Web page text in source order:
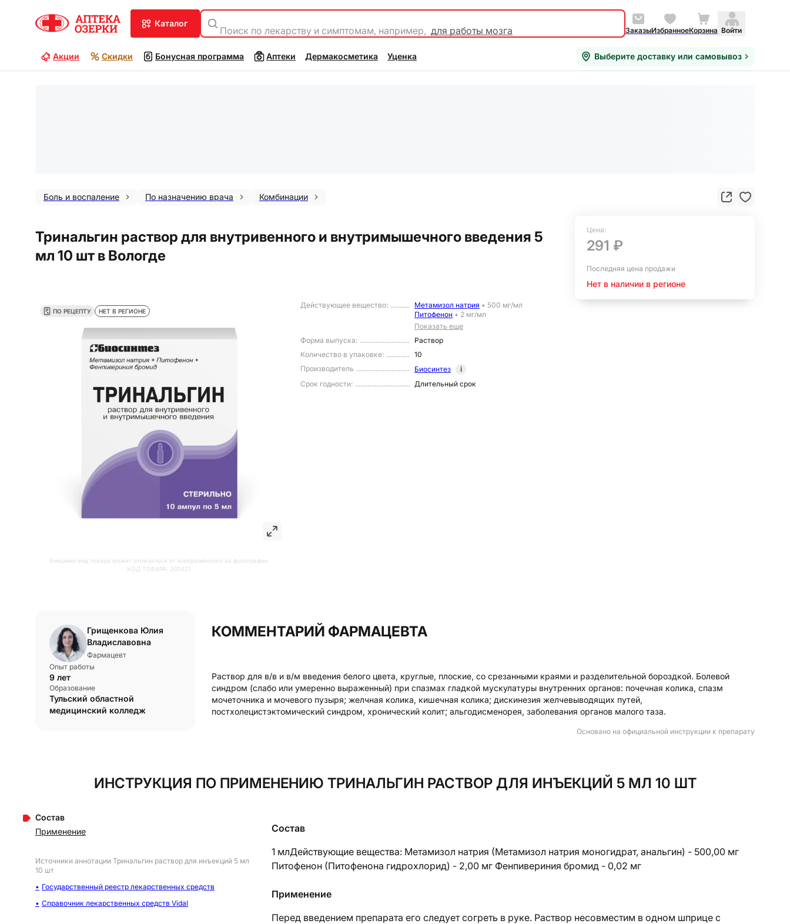
каталог
Поиск по лекарству и симптомам, например, для работы мозга ЗаказыИзбранноеКорзина Войти
Акции Скидки Бонусная программа Аптеки Дермакосметика Уценка Выберите доставку или самовывоз
Боль и воспаление По назначению врача Комбинации
Тринальгин раствор для внутривенного и внутримышечного введения 5
мл 10 шт в Вологде
ПО РЕЦЕПТУ НЕТ В РЕГИОНЕ
Внешний вид товара может отличаться от изображённого на фотографии
КОД ТОВАРА:
202421
Действующее вещество: Метамизол натрия • 500 мг/мл
Питофенон • 2 мг/мл
Показать еще
Форма выпуска:
Раствор
Количество в упаковке:
10
Производитель
Биосинтез
i
Срок годности: Длительный срок
Цена:
291 ₽
Последняя цена продажи
Нет в наличии в регионе
КОММЕНТАРИЙ ФАРМАЦЕВТА
Грищенкова Юлия
Владиславовна
Фармацевт
Опыт работы
9 лет
Образование
Тульский областной
медицинский колледж
Раствор для в/в и в/м введения белого цвета, круглые, плоские, со срезанными краями и разделительной бороздкой. Болевой
синдром (слабо или умеренно выраженный) при спазмах гладкой мускулатуры внутренних органов: почечная колика, спазм
мочеточника и мочевого пузыря; желчная колика, кишечная колика; дискинезия желчевыводящих путей,
постхолецистэктомический синдром, хронический колит; альгодисменорея, заболевания органов малого таза.
Основано на официальной инструкции к препарату
ИНСТРУКЦИЯ ПО ПРИМЕНЕНИЮ ТРИНАЛЬГИН РАСТВОР ДЛЯ ИНЪЕКЦИЙ 5 МЛ 10 ШТ
Состав
Применение
Источники аннотации Тринальгин раствор для инъекций 5 мл
10 шт
Государственный реестр лекарственных средств
Справочник лекарственных средств Vidal
Состав
1 млДействующие вещества: Метамизол натрия (Метамизол натрия моногидрат, анальгин) - 500,00 мг
Питофенон (Питофенона гидрохлорид) - 2,00 мг Фенпивериния бромид - 0,02 мг
Применение
Перед введением препарата его следует согреть в руке. Раствор несовместим в одном шприце с